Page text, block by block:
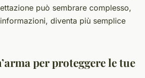
può sembrare complesso,
diventa più semplice
per proteggere le tue